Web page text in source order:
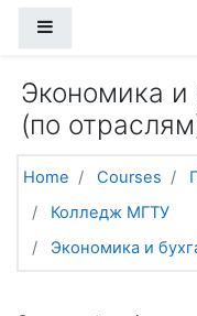
Экономика и
(по
Home Courses
Колледж МГТУ
Экономика и